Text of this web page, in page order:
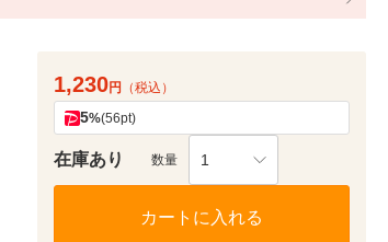
1,230円 （税込）
5%(56pt)
在庫あり 数量 1
カートに入れる